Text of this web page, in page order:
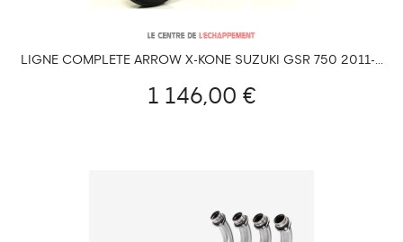
LIGNE COMPLÈTE ARROW X-KONE SUZUKI GSR 750 2011-...
1 146,00 €